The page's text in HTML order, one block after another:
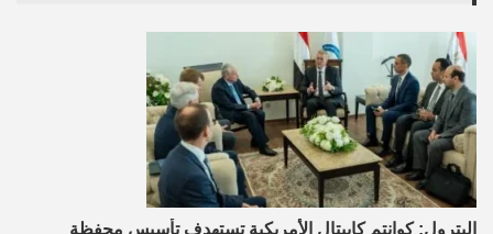
البترول: كوانتم كابيتال الأمريكية تستهدف تأسيس محفظة